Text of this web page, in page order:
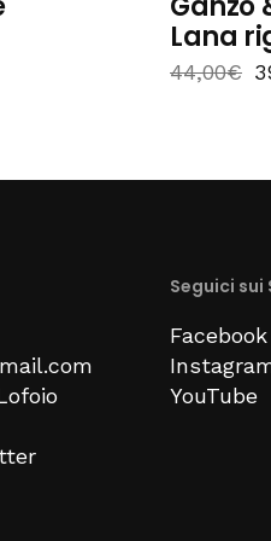
Lana
44,00€
Seguici sui
Facebook
YouTube